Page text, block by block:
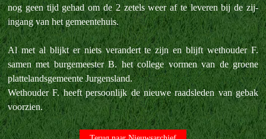
nog geen tijd gehad om de 2 zetels weer af te leveren bij de zij-
ingang van het gemeentehuis.
Al met al blijkt er niets verandert te zijn en blijft wethouder F.
samen met burgemeester B. het college vormen van de groene
plattelandsgemeente Jurgensland.
Wethouder F. heeft persoonlijk de nieuwe raadsleden van gebak
voorzien.